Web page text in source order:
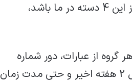
در ما وجود داشته باشد بلکه هر چه نشانه های بیشتری از این 4 دسته در ما باشد،
هر گروه از عبارات، دور شماره
های(صفر، 1، 2، 3 )که بیانگر بهترین احساس شما در طول 2 هفته اخیر و حتی مدت زمان